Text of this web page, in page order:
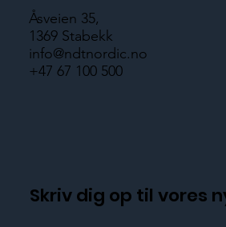
Åsveien 35,
1369 Stabekk
info@ndtnordic.no
+47 67 100 500
Skriv dig op til vores